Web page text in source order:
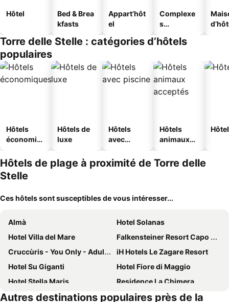
Hôtel
Bed & Brea
kfasts
Appart’hôt
el
Complexe
s
s
Torre delle Stelle : catégories d’hôtels
populaires
Hôtels
économiq
Hôtels de
luxe
Hôtels
avec
Hôtels
animaux
Hôtels de plage à proximité de Torre delle
Stelle
Ces hôtels sont susceptibles de vous intéresser...
Almà
Hotel Solanas
Hotel Villa del Mare
Falkensteiner Resort Capo Boi
Cruccùris - You Only - Adults Only
iH Hotels Le Zagare Resort
Hotel Su Giganti
Hotel Fiore di Maggio
Hotel Stella Maris
Residence La Chimera
Almar Timi Ama Resort & Spa
Hotel Cala Caterina 12+
Autres destinations populaires près de la